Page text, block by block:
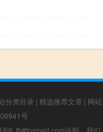
分类目录 | 精选推荐文章 | 网站
号